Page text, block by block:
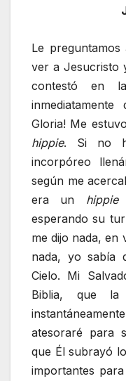
Le
ver a Jesucristo
contestó en
Gloria! Me
hippie. Si no
incorpóreo
según me
era un hippie
esperando su
me dijo nada, en
nada, yo sabía
Cielo. Mi
Biblia, que
atesoraré para
que Él subrayó
importantes